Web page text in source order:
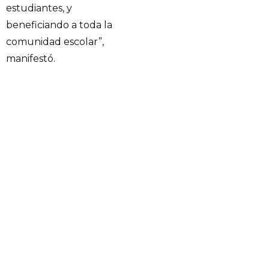
estudiantes, y
beneficiando a toda la
comunidad escolar”,
manifestó.